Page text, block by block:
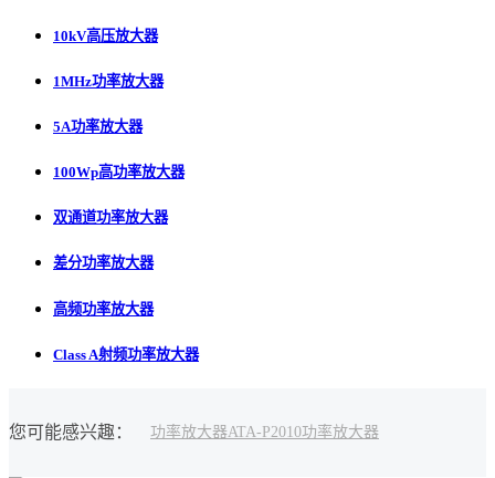
10kV高压放大器
1MHz功率放大器
5A功率放大器
100Wp高功率放大器
双通道功率放大器
差分功率放大器
高频功率放大器
Class A射频功率放大器
您可能感兴趣： 功率放大器ATA-P2010功率放大器